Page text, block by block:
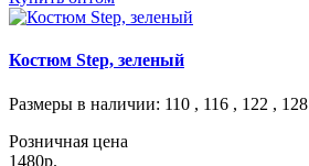
Костюм Step, зеленый
Размеры в наличии: 110 , 116 , 122 , 128
Розничная цена
1480р.